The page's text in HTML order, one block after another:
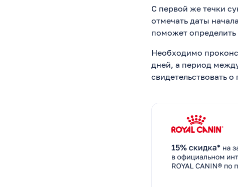
С первой же течки
отмечать даты
поможет определить
Необходимо
дней, а период
свидетельствовать